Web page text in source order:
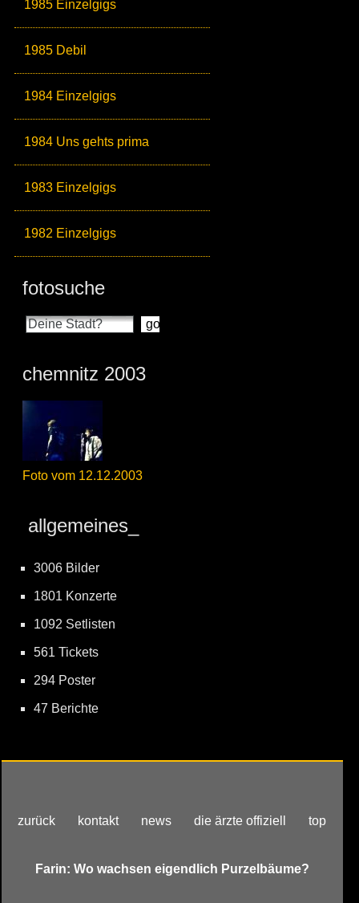
1985 Einzelgigs
1985 Debil
1984 Einzelgigs
1984 Uns gehts prima
1983 Einzelgigs
1982 Einzelgigs
fotosuche
chemnitz 2003
Foto vom 12.12.2003
allgemeines_
3006 Bilder
1801 Konzerte
1092 Setlisten
561 Tickets
294 Poster
47 Berichte
zurück kontakt news die ärzte offiziell top
Farin: Wo wachsen eigendlich Purzelbäume?